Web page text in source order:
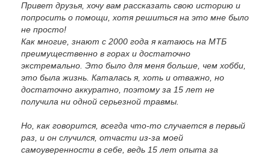
Привет друзья, хочу вам рассказать свою историю и
попросить о помощи, хотя решиться на это мне было
не просто!
Как многие, знают с 2000 года я катаюсь на МТБ
преимущественно в горах и достаточно
экстремально. Это было для меня больше, чем хобби,
это была жизнь. Каталась я, хоть и отважно, но
достаточно аккуратно, поэтому за 15 лет не
получила ни одной серьезной травмы.
Но, как говорится, всегда что-то случается в первый
раз, и он случился, отчасти из-за моей
самоуверенности в себе, ведь 15 лет опыта за